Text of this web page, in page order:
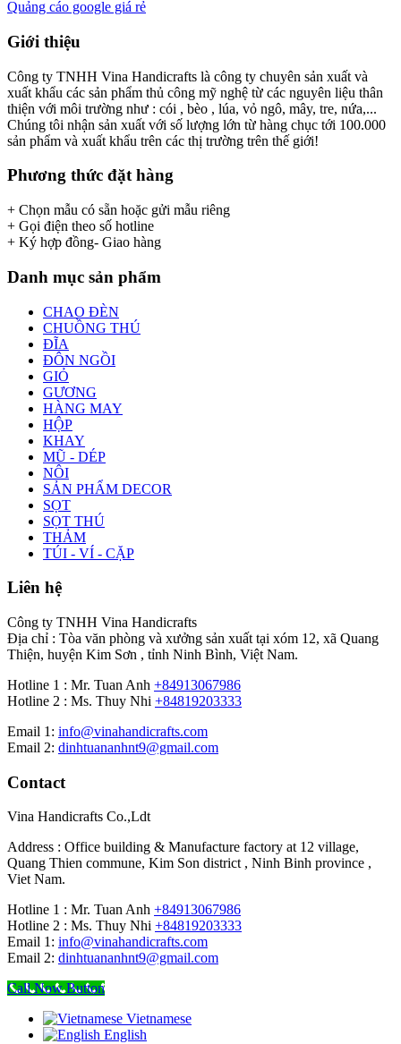
Quảng cáo google giá rẻ
Giới thiệu
Công ty TNHH Vina Handicrafts là công ty chuyên sản xuất và
xuất khẩu các sản phẩm thủ công mỹ nghệ từ các nguyên liệu thân
thiện với môi trường như : cói , bèo , lúa, vỏ ngô, mây, tre, nứa,...
Chúng tôi nhận sản xuất với số lượng lớn từ hàng chục tới 100.000
sản phẩm và xuất khẩu trên các thị trường trên thế giới!
Phương thức đặt hàng
+ Chọn mẫu có sẵn hoặc gửi mẫu riêng
+ Gọi điện theo số hotline
+ Ký hợp đồng- Giao hàng
Danh mục sản phẩm
CHAO ĐÈN
CHUỒNG THÚ
ĐĨA
ĐÔN NGỒI
GIỎ
GƯƠNG
HÀNG MAY
HỘP
KHAY
MŨ - DÉP
NÔI
SẢN PHẨM DECOR
SỌT
SỌT THÚ
THẢM
TÚI - VÍ - CẶP
Liên hệ
Công ty TNHH Vina Handicrafts
Địa chỉ : Tòa văn phòng và xưởng sản xuất tại xóm 12, xã Quang
Thiện, huyện Kim Sơn , tỉnh Ninh Bình, Việt Nam.
Hotline 1 : Mr. Tuan Anh +84913067986
Hotline 2 : Ms. Thuy Nhi +84819203333
Email 1: info@vinahandicrafts.com
Email 2: dinhtuananhnt9@gmail.com
Contact
Vina Handicrafts Co.,Ldt
Address : Office building & Manufacture factory at 12 village,
Quang Thien commune, Kim Son district , Ninh Binh province ,
Viet Nam.
Hotline 1 : Mr. Tuan Anh +84913067986
Hotline 2 : Ms. Thuy Nhi +84819203333
Email 1: info@vinahandicrafts.com
Email 2: dinhtuananhnt9@gmail.com
Call Now Button
Vietnamese
English